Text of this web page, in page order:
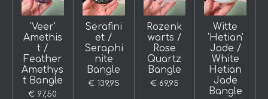
'Veer'
Amethis
t /
Feather
Amethys
t Bangle
€ 97,50
Serafini
et /
Seraphi
nite
Bangle
€ 139,95
Rozenk
warts /
Rose
Quartz
Bangle
€ 69,95
Witte
'Hetian'
Jade /
White
Hetian
Jade
Bangle